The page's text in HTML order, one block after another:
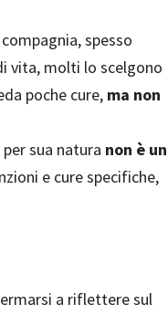
spesso
vita, molti lo scelgono
poche cure, ma non
sua natura non è un
e cure specifiche,
a riflettere sul